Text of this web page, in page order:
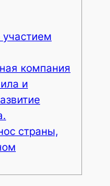
компания
и
страны,